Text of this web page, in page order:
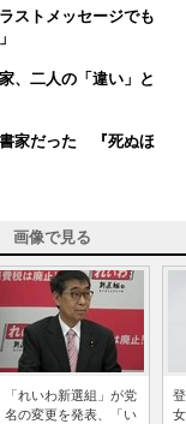
ストメッセージでも
、二人の「違い」と
家だった 『死ぬほ
画像で見る
「れいわ新選組」が党
名の変更を発表、「い